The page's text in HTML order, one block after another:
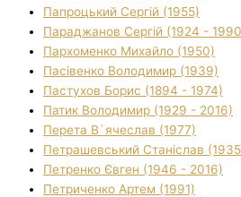
Папроцький Сергій (1955)
Параджанов Сергій (1924 -
Пархоменко Михайло (1950)
Пасівенко Володимир (1939)
Пастухов Борис (1894 - 1974)
Патик Володимир (1929 - 2016)
Перета В`ячеслав (1977)
Петрашевський Станіслав
Петренко Євген (1946 - 2016)
Петриченко Артем (1991)